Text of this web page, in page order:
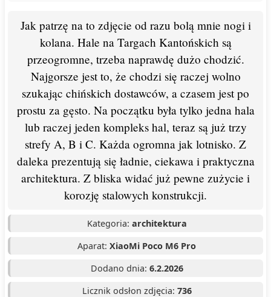
Jak patrzę na to zdjęcie od razu bolą mnie nogi i
kolana. Hale na Targach Kantońskich są
przeogromne, trzeba naprawdę dużo chodzić.
Najgorsze jest to, że chodzi się raczej wolno
szukając chińskich dostawców, a czasem jest po
prostu za gęsto. Na początku była tylko jedna hala
lub raczej jeden kompleks hal, teraz są już trzy
strefy A, B i C. Każda ogromna jak lotnisko. Z
daleka prezentują się ładnie, ciekawa i praktyczna
architektura. Z bliska widać już pewne zużycie i
korozję stalowych konstrukcji.
Kategoria: architektura
Aparat: XiaoMi Poco M6 Pro
Dodano dnia: 6.2.2026
Licznik odsłon zdjęcia: 736